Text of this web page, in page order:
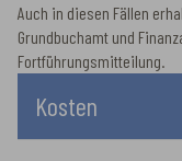
Auch in diesen Fällen
Grundbuchamt und
Fortführungsmitteilung.
Kosten